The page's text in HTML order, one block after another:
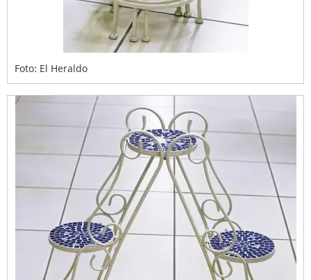
Foto: El Heraldo